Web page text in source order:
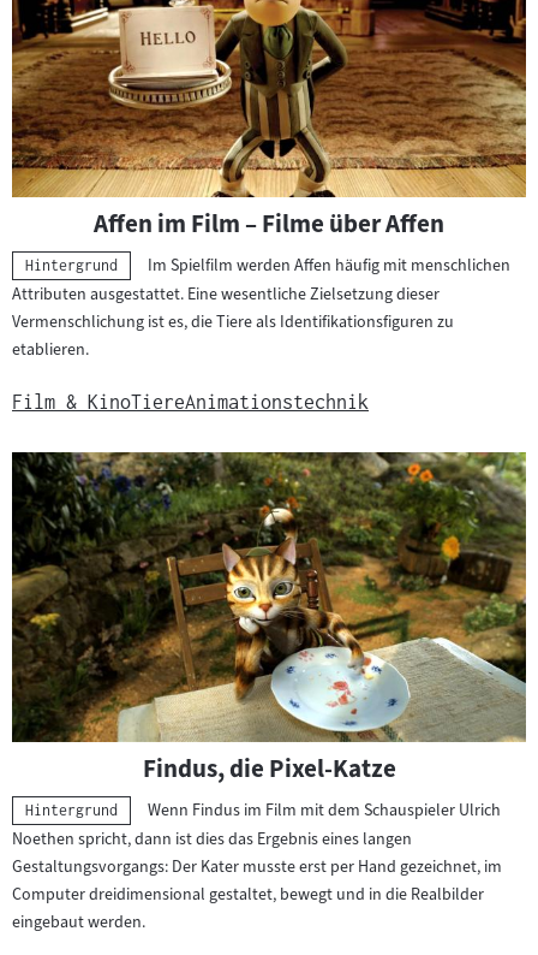
Affen im Film – Filme über Affen
Kategorie:
Hintergrund
Im Spielfilm werden Affen häufig mit menschlichen
Attributen ausgestattet. Eine wesentliche Zielsetzung dieser
Vermenschlichung ist es, die Tiere als Identifikationsfiguren zu
etablieren.
Film & KinoTiereAnimationstechnik
Findus, die Pixel-Katze
Kategorie:
Hintergrund
Wenn Findus im Film mit dem Schauspieler Ulrich
Noethen spricht, dann ist dies das Ergebnis eines langen
Gestaltungsvorgangs: Der Kater musste erst per Hand gezeichnet, im
Computer dreidimensional gestaltet, bewegt und in die Realbilder
eingebaut werden.